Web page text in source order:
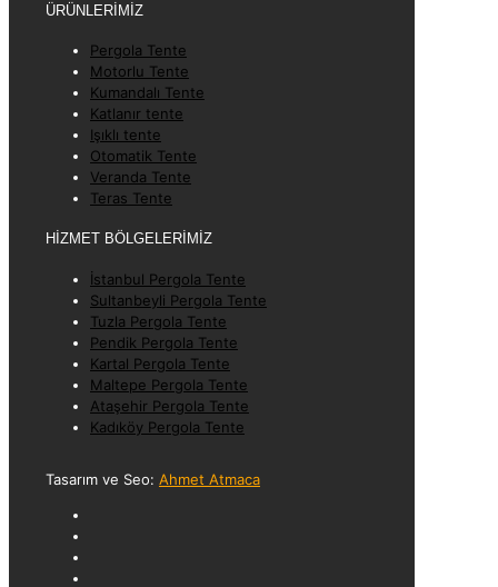
ÜRÜNLERİMİZ
Pergola Tente
Motorlu Tente
Kumandalı Tente
Katlanır tente
Işıklı tente
Otomatik Tente
Veranda Tente
Teras Tente
HİZMET BÖLGELERİMİZ
İstanbul Pergola Tente
Sultanbeyli Pergola Tente
Tuzla Pergola Tente
Pendik Pergola Tente
Kartal Pergola Tente
Maltepe Pergola Tente
Ataşehir Pergola Tente
Kadıköy Pergola Tente
Tasarım ve Seo: Ahmet Atmaca